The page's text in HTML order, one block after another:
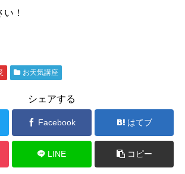
！
お天気講座
シェアする
Facebook はてブ
LINE コピー